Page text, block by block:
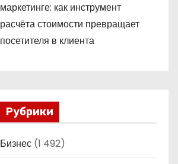
маркетинге: как инструмент
расчёта стоимости превращает
посетителя в клиента
Рубрики
Бизнес (1 492)